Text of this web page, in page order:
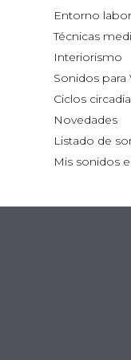
Entorno
Técnicas
Interiorismo
Sonidos para
Ciclos
Novedades
Listado de
Mis sonidos